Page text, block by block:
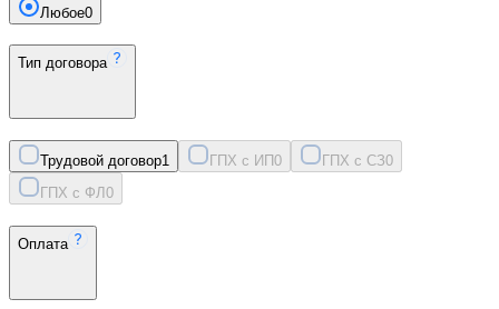
Любое0
Тип договора
Трудовой договор1 ГПХ с ИП0 ГПХ с СЗ0
ГПХ с ФЛ 0
Оплата